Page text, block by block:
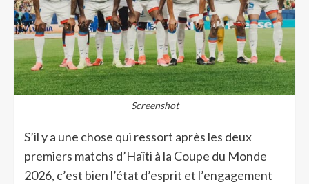
Screenshot
S’il y a une chose qui ressort après les deux
premiers matchs d’Haïti à la Coupe du Monde
2026, c’est bien l’état d’esprit et l’engagement